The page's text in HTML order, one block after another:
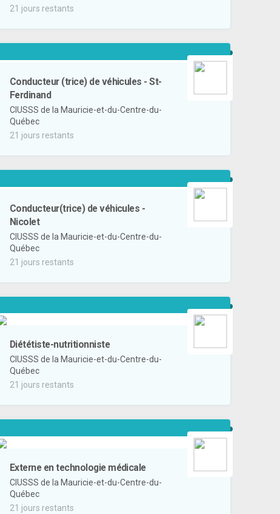
21 jours restants
Conducteur (trice) de véhicules - St-
Ferdinand
CIUSSS de la Mauricie-et-du-Centre-du-
Québec
21 jours restants
Conducteur(trice) de véhicules -
Nicolet
CIUSSS de la Mauricie-et-du-Centre-du-
Québec
21 jours restants
Diététiste-nutritionniste
CIUSSS de la Mauricie-et-du-Centre-du-
Québec
21 jours restants
Externe en technologie médicale
CIUSSS de la Mauricie-et-du-Centre-du-
Québec
21 jours restants